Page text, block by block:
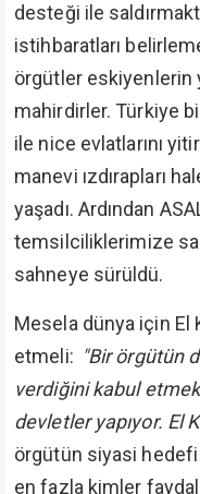
desteği ile
istihbaratları
örgütler eskiyenlerin
mahirdirler. Türkiye
ile nice evlatlarını
manevi ızdırapları
yaşadı. Ardından
temsilciliklerimize
sahneye sürüldü.
Mesela dünya için El
etmeli: "Bir örgütün
verdiğini kabul
devletler yapıyor. El
örgütün siyasi hedefi
en fazla kimler